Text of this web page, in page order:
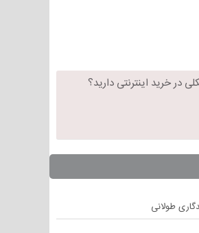
در خرید اینترنتی دارید؟
طولانی